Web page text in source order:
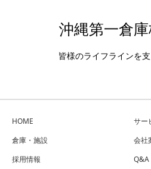
沖縄第一倉
皆様のライフラインを
HOME
サー
倉庫・施設
会社
採用情報
Q&A